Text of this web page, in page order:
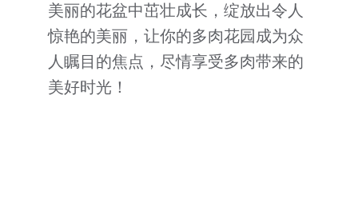
美丽的花盆中茁壮成长，绽放出令人
惊艳的美丽，让你的多肉花园成为众
人瞩目的焦点，尽情享受多肉带来的
美好时光！